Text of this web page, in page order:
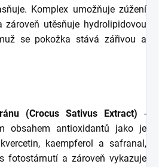
Komplex umožňuje zúžení
zároveň utěsňuje hydrolipidovou
se pokožka stává zářivou a
(Crocus Sativus Extract) -
obsahem antioxidantů jako je
kaempferol a safranal,
fotostárnutí a zároveň vykazuje